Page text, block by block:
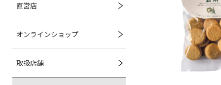
直営店
オンラインショップ
取扱店舗